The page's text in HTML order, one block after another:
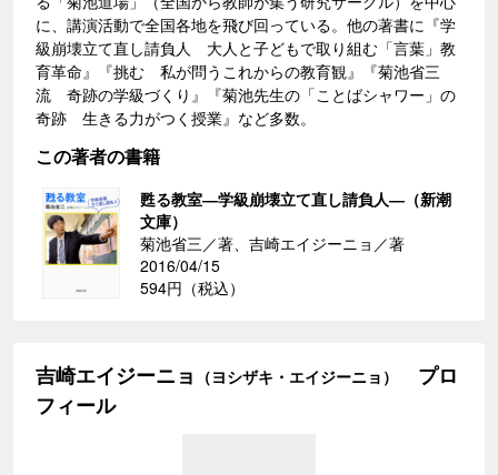
に、講演活動で全国各地を飛び回っている。他の著書に『学
級崩壊立て直し請負人 大人と子どもで取り組む「言葉」教
育革命』『挑む 私が問うこれからの教育観』『菊池省三
流 奇跡の学級づくり』『菊池先生の「ことばシャワー」の
奇跡 生きる力がつく授業』など多数。
この著者の書籍
甦る教室―学級崩壊立て直し請負人―（新潮
文庫）
菊池省三／著、吉崎エイジーニョ／著
2016/04/15
594円（税込）
吉崎エイジーニョ （ヨシザキ・エイジーニョ）
プロ
フィール